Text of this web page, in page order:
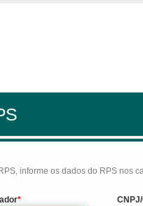
informe os dados do RPS nos